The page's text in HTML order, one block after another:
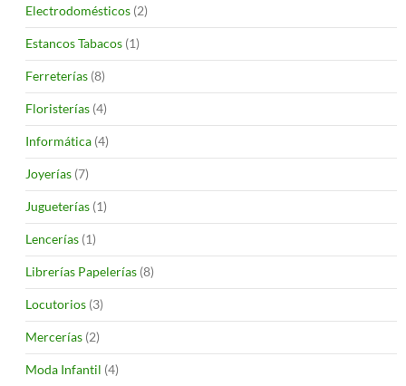
Electrodomésticos (2)
Estancos Tabacos (1)
Ferreterías (8)
Floristerías (4)
Informática (4)
Joyerías (7)
Jugueterías (1)
Lencerías (1)
Librerías Papelerías (8)
Locutorios (3)
Mercerías (2)
Moda Infantil (4)